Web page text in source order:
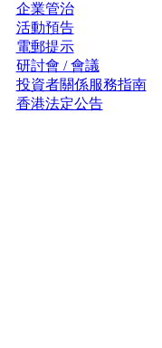
企業管治
活動預告
電郵提示
研討會 / 會議
投資者關係服務指南
香港法定公告